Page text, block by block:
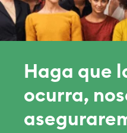
Haga que
ocurra,